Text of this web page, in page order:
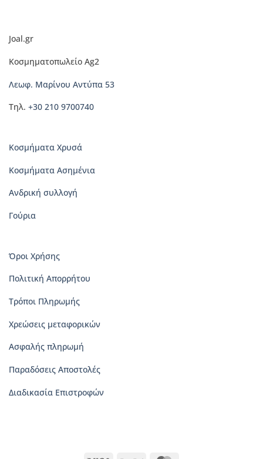
επιλεγούν
σελίδα
προϊόντος
Joal.gr
Κοσμηματοπωλείο Ag2
Λεωφ. Μαρίνου Αντύπα 53
Τηλ. +30 210 9700740
Κοσμήματα Χρυσά
Κοσμήματα Ασημένια
Ανδρική συλλογή
Γούρια
Όροι Χρήσης
Πολιτική Απορρήτου
Τρόποι Πληρωμής
Χρεώσεις μεταφορικών
Ασφαλής πληρωμή
Παραδόσεις Αποστολές
Διαδικασία Επιστροφών